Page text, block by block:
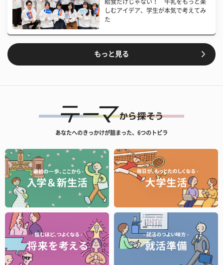
給食だけじゃない！ 牛乳をもっと楽
しむアイデア、学生が本気で考えてみ
た
もっと見る
あなたへのきっかけが詰まった、6つのトビラ